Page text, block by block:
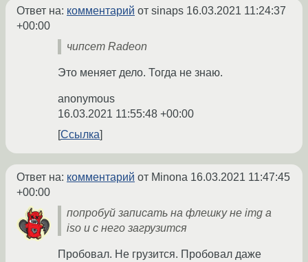
Ответ на: комментарий от sinaps 16.03.2021 11:24:37
+00:00
чипсет Radeon
Это меняет дело. Тогда не знаю.
anonymous
16.03.2021 11:55:48 +00:00
Ссылка
Ответ на: комментарий от Minona 16.03.2021 11:47:45
+00:00
попробуй записать на флешку не img а
iso и с него загрузится
Пробовал. Не грузится. Пробовал даже